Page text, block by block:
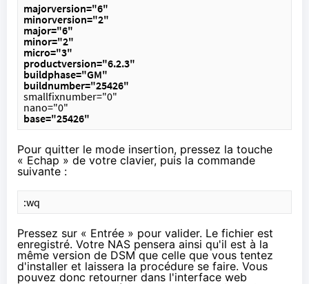
majorversion="6"
minorversion="2"
major="6"
minor="2"
micro="3"
productversion="6.2.3"
buildphase="GM"
buildnumber="25426"
smallfixnumber="0"
nano="0"
base="25426"
Pour quitter le mode insertion, pressez la touche
« Echap » de votre clavier, puis la commande
suivante :
:wq
Pressez sur « Entrée » pour valider. Le fichier est
enregistré. Votre NAS pensera ainsi qu'il est à la
même version de DSM que celle que vous tentez
d'installer et laissera la procédure se faire. Vous
pouvez donc retourner dans l'interface web